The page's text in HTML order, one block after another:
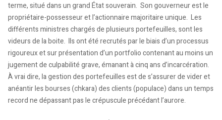
terme, situé dans un grand État souverain. Son gouverneur est le
propriétaire-possesseur et l’actionnaire majoritaire unique. Les
différents ministres chargés de plusieurs portefeuilles, sont les
videurs de la boite. Ils ont été recrutés par le biais d’un processus
rigoureux et sur présentation d’un portfolio contenant au moins un
jugement de culpabilité grave, émanant à cinq ans d’incarcération.
À vrai dire, la gestion des portefeuilles est de s’assurer de vider et
anéantir les bourses (chkara) des clients (populace) dans un temps
record ne dépassant pas le crépuscule précédant l’aurore.